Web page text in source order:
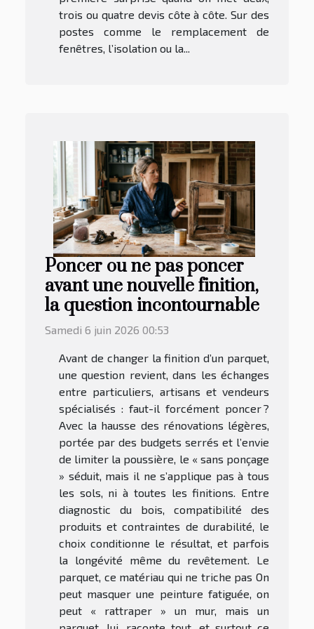
trois ou quatre devis côte à côte. Sur des
postes comme le remplacement de
fenêtres, l’isolation ou la...
Poncer ou ne pas poncer
avant une nouvelle finition,
la question incontournable
Samedi 6 juin 2026 00:53
Avant de changer la finition d’un parquet,
une question revient, dans les échanges
entre particuliers, artisans et vendeurs
spécialisés : faut-il forcément poncer ?
Avec la hausse des rénovations légères,
portée par des budgets serrés et l’envie
de limiter la poussière, le « sans ponçage
» séduit, mais il ne s’applique pas à tous
les sols, ni à toutes les finitions. Entre
diagnostic du bois, compatibilité des
produits et contraintes de durabilité, le
choix conditionne le résultat, et parfois
la longévité même du revêtement. Le
parquet, ce matériau qui ne triche pas On
peut masquer une peinture fatiguée, on
peut « rattraper » un mur, mais un